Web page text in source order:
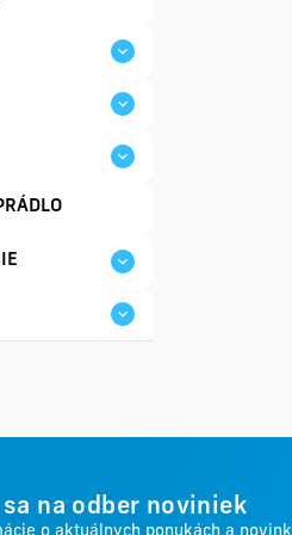
na odber noviniek